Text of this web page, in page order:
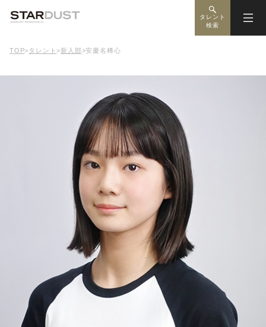
タレント
検索
TOP> タレント>新人部>安慶名稀心